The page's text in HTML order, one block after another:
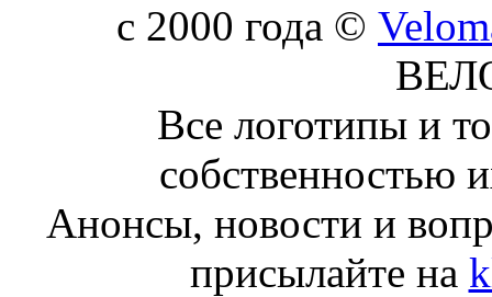
c 2000 года ©
Все логотипы и
собственностью
Анонсы, новости и
присылайте на